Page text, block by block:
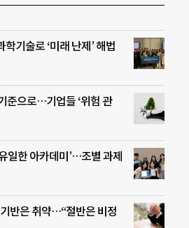
기술로 ‘미래 난제’ 해법
준으로…기업들 ‘위험 관
일한 아카데미’…조별 과제
반은 취약…“절반은 비정